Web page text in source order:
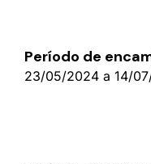
Período de
23/05/2024 a 14/